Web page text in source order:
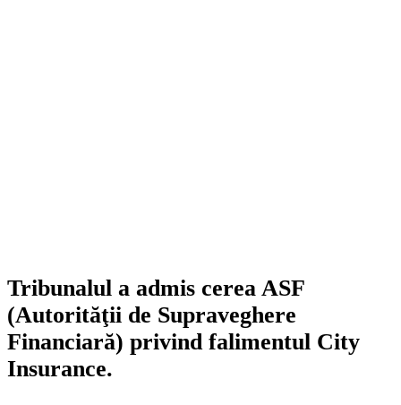
Tribunalul a admis cerea ASF
(Autorităţii de Supraveghere
Financiară) privind falimentul City
Insurance.